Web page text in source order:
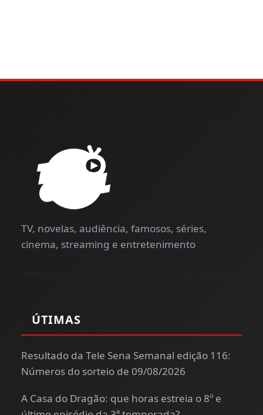
TV, novelas, audiência, famosos, séries,
cinema, streaming e entretenimento
ÚTIMAS
Resultado da Tele Sena Semanal edição 116:
Números do sorteio de 09/08/2026
A Casa do Dragão: que horas estreia o 8º e